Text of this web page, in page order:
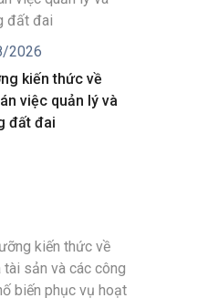
2026
kiến thức về
việc quản lý và
đất đai